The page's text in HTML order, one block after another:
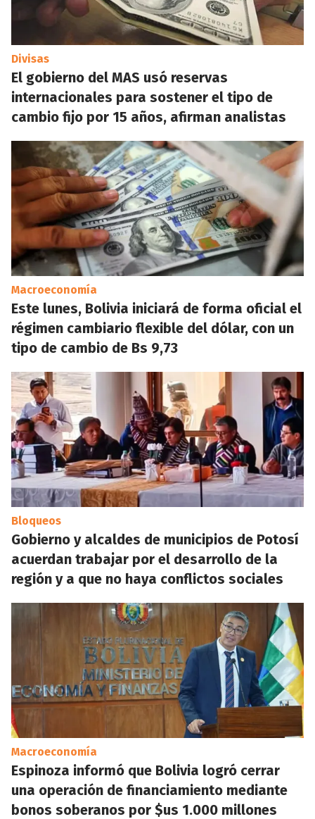
Divisas
El gobierno del MAS usó reservas
internacionales para sostener el tipo de
cambio fijo por 15 años, afirman analistas
Macroeconomía
Este lunes, Bolivia iniciará de forma oficial el
régimen cambiario flexible del dólar, con un
tipo de cambio de Bs 9,73
Bloqueos
Gobierno y alcaldes de municipios de Potosí
acuerdan trabajar por el desarrollo de la
región y a que no haya conflictos sociales
Macroeconomía
Espinoza informó que Bolivia logró cerrar
una operación de financiamiento mediante
bonos soberanos por $us 1.000 millones